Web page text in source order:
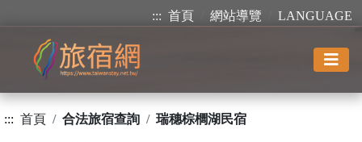
::: 首頁 網站導覽 LANGUAGE
::: 首頁 合法旅宿查詢 瑞穗棕櫚湖民宿